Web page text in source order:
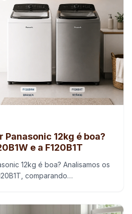
12kg é boa?
e a F120B1T
12kg é boa? Analisamos os
comparando